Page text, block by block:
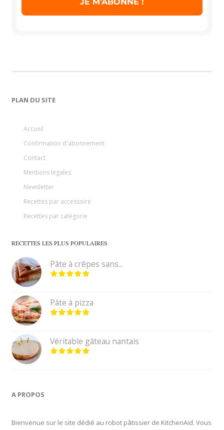
PLAN DU SITE
Accueil
Confirmation d'abonnement
Contact
Mentions légales
Newsletter
Recettes par accessoire
Recettes par catégorie
RECETTES LES PLUS POPULAIRES
Pâte à crêpes sans...
Pâte à pizza
Véritable gâteau nantais
A PROPOS
Bienvenue sur le site dédié au robot pâtissier de KitchenAid. Vous